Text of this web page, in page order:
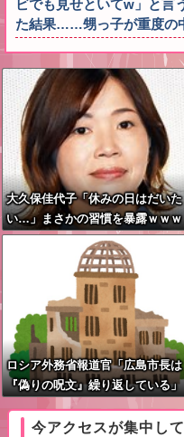
ビでも見せといてw」と言
た結果……甥っ子が重度の
大久保佳代子「休みの日はだいた
い…」まさかの習慣を暴露ｗｗｗ
ロシア外務省報道官「広島市長は
『偽りの呪文』繰り返している
平和宣言を非難
今アクセスが集中し